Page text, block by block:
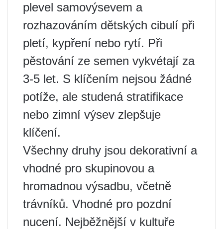
plevel samovýsevem a
rozhazováním dětských cibulí při
pletí, kypření nebo rytí. Při
pěstování ze semen vykvétají za
3-5 let. S klíčením nejsou žádné
potíže, ale studená stratifikace
nebo zimní výsev zlepšuje
klíčení.
Všechny druhy jsou dekorativní a
vhodné pro skupinovou a
hromadnou výsadbu, včetně
trávníků. Vhodné pro pozdní
nucení. Nejběžnější v kultuře